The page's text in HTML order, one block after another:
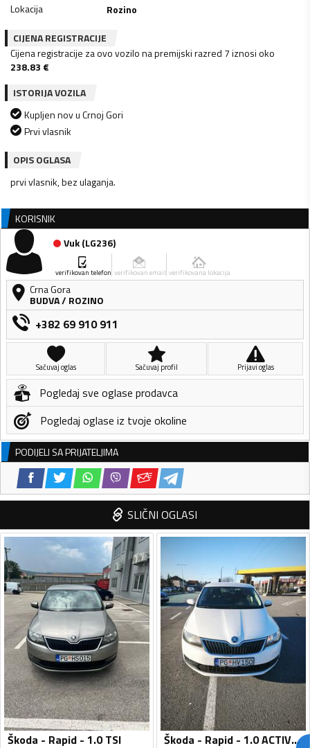
Lokacija
Rozino
CIJENA REGISTRACIJE
Cijena registracije za ovo vozilo na premijski razred 7 iznosi oko
238.83 €
ISTORIJA VOZILA
Kupljen nov u Crnoj Gori
Prvi vlasnik
OPIS OGLASA
prvi vlasnik, bez ulaganja.
KORISNIK
Vuk(LG236)
verifikovan telefon verifikovan email verifikovana lokacija
Crna Gora
BUDVA/ ROZINO
+382 69 910 911
Sačuvaj oglas Sačuvaj profil Prijavi oglas
Pogledaj sve oglase prodavca
Pogledaj oglase iz tvoje okoline
PODIJELI SA PRIJATELJIMA
SLIČNI OGLASI
Škoda - Rapid - 1.0 TSI Škoda - Rapid - 1.0 ACTIVE TSI